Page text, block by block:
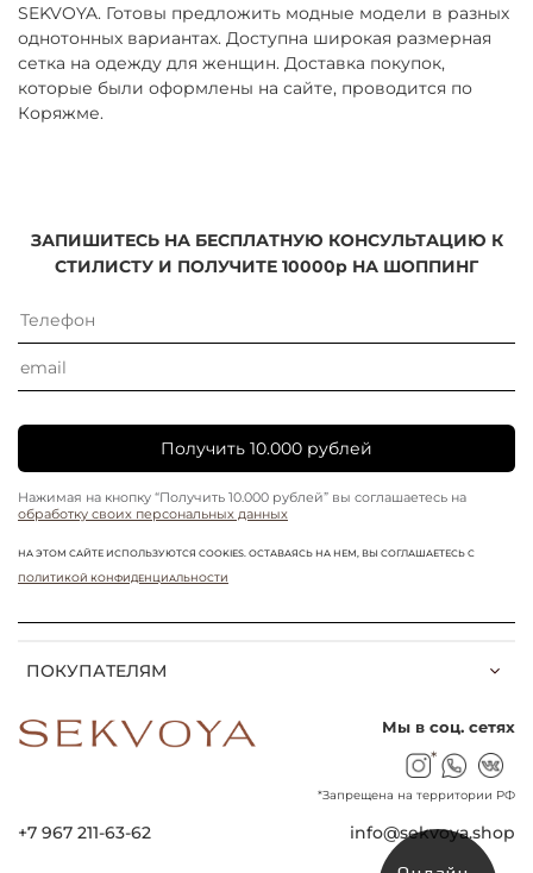
SEKVOYA. Готовы предложить модные модели в разных
однотонных вариантах. Доступна широкая размерная
сетка на одежду для женщин. Доставка покупок,
которые были оформлены на сайте, проводится по
Коряжме.
ПОКУПАТЕЛЯМ
ЗАПИШИТЕСЬ НА БЕСПЛАТНУЮ КОНСУЛЬТАЦИЮ К
СТИЛИСТУ И ПОЛУЧИТЕ 10000р НА ШОППИНГ
Получить 10.000 рублей
Нажимая на кнопку “Получить 10.000 рублей” вы соглашаетесь на
обработку своих персональных данных
НА ЭТОМ САЙТЕ ИСПОЛЬЗУЮТСЯ COOKIES. ОСТАВАЯСЬ НА НЕМ, ВЫ СОГЛАШАЕТЕСЬ С
ПОЛИТИКОЙ КОНФИДЕНЦИАЛЬНОСТИ
+7 967 211-63-62 info@sekvoya.shop
Мы в соц. сетях
*
*Запрещена на территории РФ